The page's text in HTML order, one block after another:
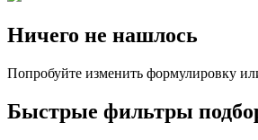
Ничего не нашлось
Попробуйте изменить формулировку
Быстрые фильтры